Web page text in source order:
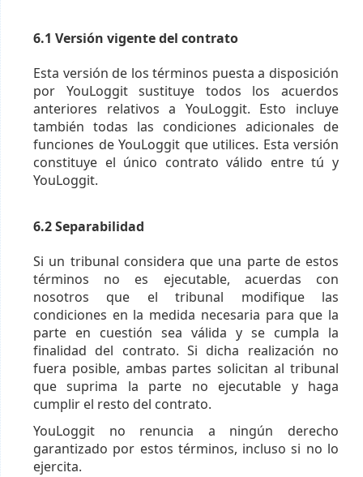
6.1 Versión vigente del contrato
Esta versión de los términos puesta a disposición
por YouLoggit sustituye todos los acuerdos
anteriores relativos a YouLoggit. Esto incluye
también todas las condiciones adicionales de
funciones de YouLoggit que utilices. Esta versión
constituye el único contrato válido entre tú y
YouLoggit.
6.2 Separabilidad
Si un tribunal considera que una parte de estos
términos no es ejecutable, acuerdas con
nosotros que el tribunal modifique las
condiciones en la medida necesaria para que la
parte en cuestión sea válida y se cumpla la
finalidad del contrato. Si dicha realización no
fuera posible, ambas partes solicitan al tribunal
que suprima la parte no ejecutable y haga
cumplir el resto del contrato.
YouLoggit no renuncia a ningún derecho
garantizado por estos términos, incluso si no lo
ejercita.